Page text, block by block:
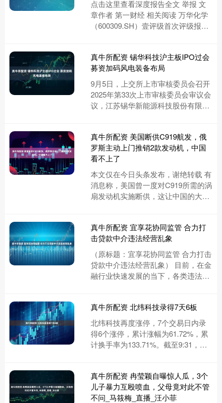
点击这里查看深度报告全文 举报 文
章作者 第一财经 相关阅读 万华化学
（600309.SH）壹评级首次评级报告
真牛所配资 锡华科技沪主板IPO过会
募资加码风电装备布局
9月5日，上交所上市审核委员会召开
2025年第33次上市审核委员会审议会
议，江苏锡华新能源科技股份有限公
真牛所配资 美国断供C919航发，俄
罗斯主动上门推销2款发动机，中国
看不上了
本文仅在今日头条发布，谢绝转载 有
消息称，美国曾一度对C919所需的涡
扇发动机实施断供，这让中国的大飞
真牛所配资 宜享花协同监管 合力打
击贷款中介违法经营乱象
（原标题：宜享花协同监管 合力打击
贷款中介违法经营乱象） 目前，在金
融行业快速发展的当下，各类违法犯
真牛所配资 北纬科技录得7天6板
北纬科技再度涨停，7个交易日内录
得6个涨停，累计涨幅为61.72%，累
计换手率为133.71%。截至9:31，该
真牛所配资 冉莹颖自曝惊人瓜，3个
儿子暴力互殴喷血，父母竟对此不管
不问_马筱梅_直播_汪小菲